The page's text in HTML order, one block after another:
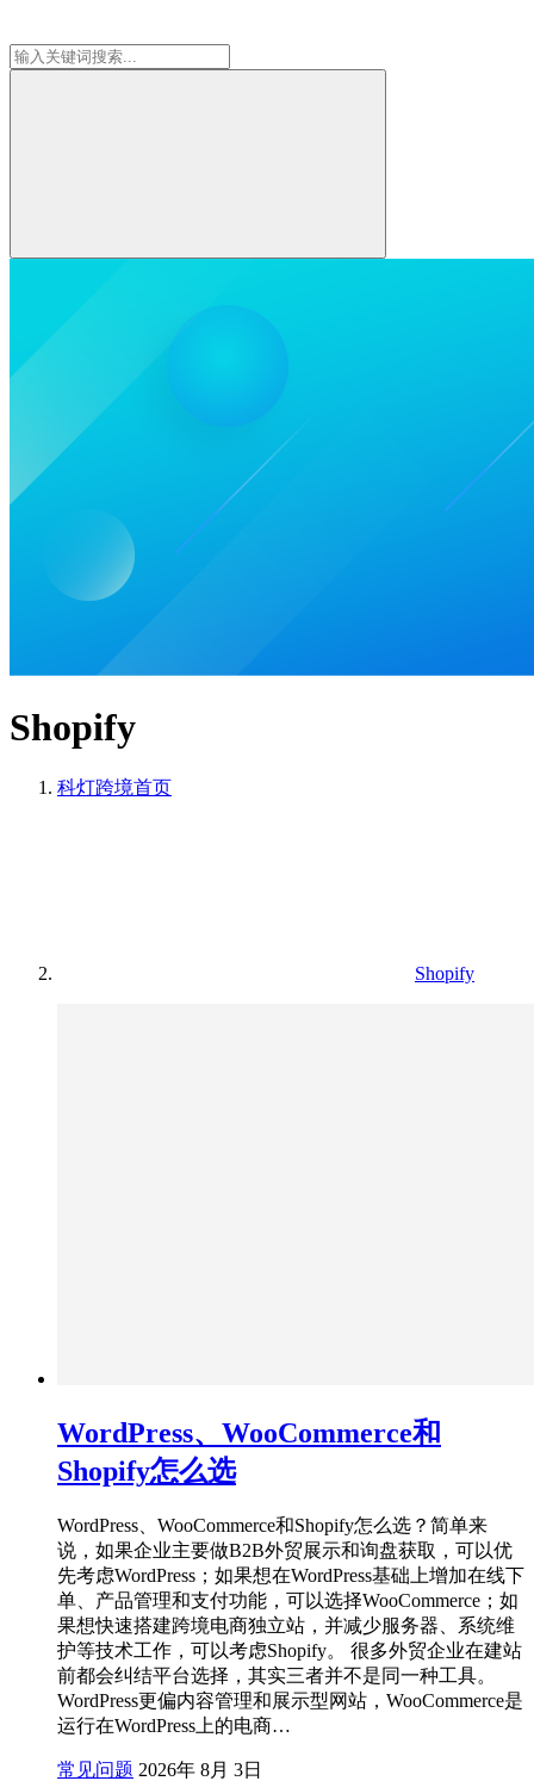
Shopify
科灯跨境首页
Shopify
WordPress、WooCommerce和
Shopify怎么选
WordPress、WooCommerce和Shopify怎么选？简单来
说，如果企业主要做B2B外贸展示和询盘获取，可以优
先考虑WordPress；如果想在WordPress基础上增加在线下
单、产品管理和支付功能，可以选择WooCommerce；如
果想快速搭建跨境电商独立站，并减少服务器、系统维
护等技术工作，可以考虑Shopify。 很多外贸企业在建站
前都会纠结平台选择，其实三者并不是同一种工具。
WordPress更偏内容管理和展示型网站，WooCommerce是
运行在WordPress上的电商…
常见问题 2026年 8月 3日